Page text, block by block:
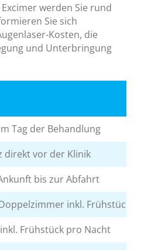
werden Sie rund
Sie sich
Kosten, die
und Unterbringung
Tag der Behandlung
direkt vor der Klinik
bis zur Abfahrt
inkl. Frühstück
Frühstück pro Nacht